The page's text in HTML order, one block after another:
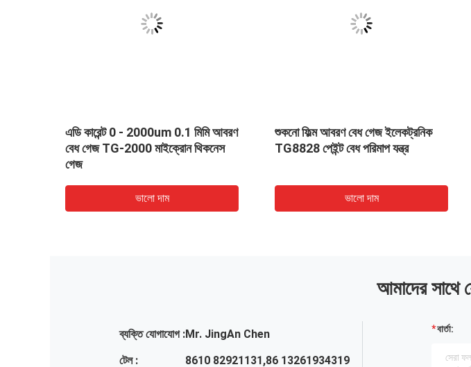
এডি কারেন্ট 0 - 2000um 0.1 মিমি আবরণ
বেধ গেজ TG-2000 মাইক্রোন থিকনেস
গেজ
ভালো দাম
শুকনো ফিল্ম আবরণ বেধ গেজ ইলেকট্রনিক
TG8828 পেইন্ট বেধ পরিমাপ যন্ত্র
ভালো দাম
আমাদের সাথে
ব্যক্তি যোগাযোগ :Mr. JingAn Chen
টেল :
8610 82921131,86 13261934319
বার্তা: